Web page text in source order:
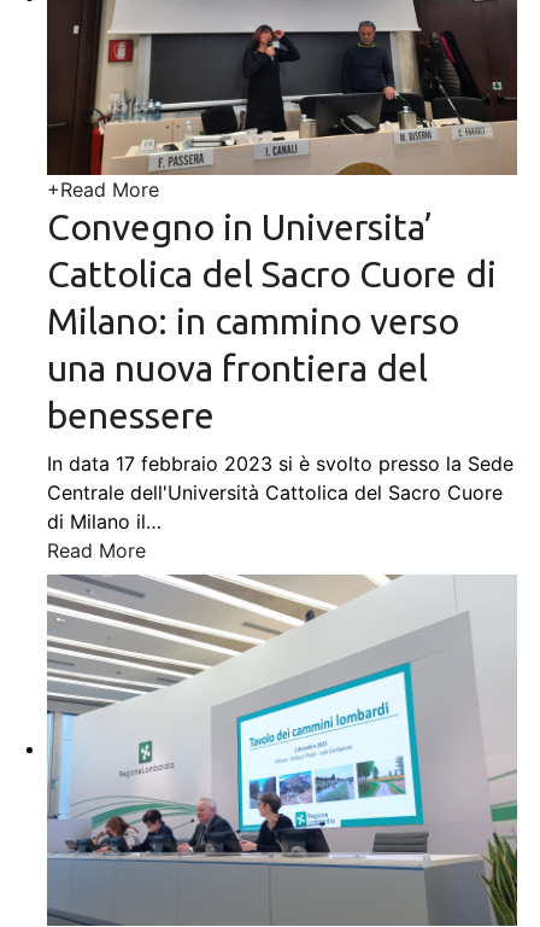
+Read More
Convegno in Universita’
Cattolica del Sacro Cuore di
Milano: in cammino verso
una nuova frontiera del
benessere
In data 17 febbraio 2023 si è svolto presso la Sede
Centrale dell'Università Cattolica del Sacro Cuore
di Milano il…
Read More